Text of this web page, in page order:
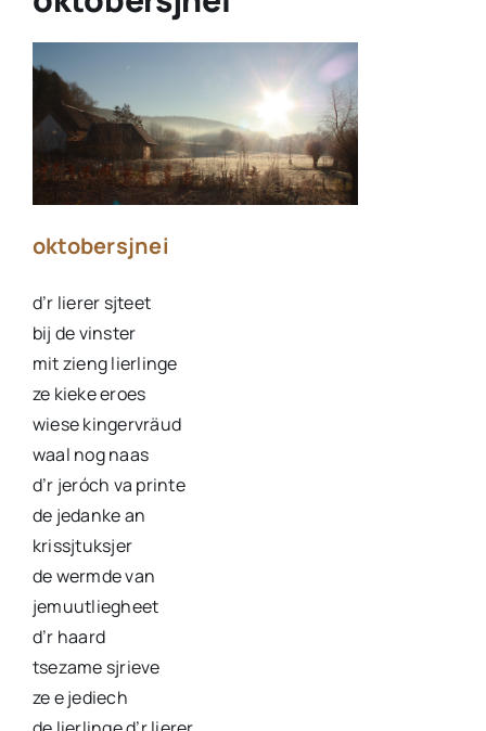
oktobersjnei
d’r lierer sjteet
bij de vinster
mit zieng lierlinge
ze kieke eroes
wiese kingervräud
waal nog naas
d’r jeróch va printe
de jedanke an
krissjtuksjer
de wermde van
jemuutliegheet
d’r haard
tsezame sjrieve
ze e jediech